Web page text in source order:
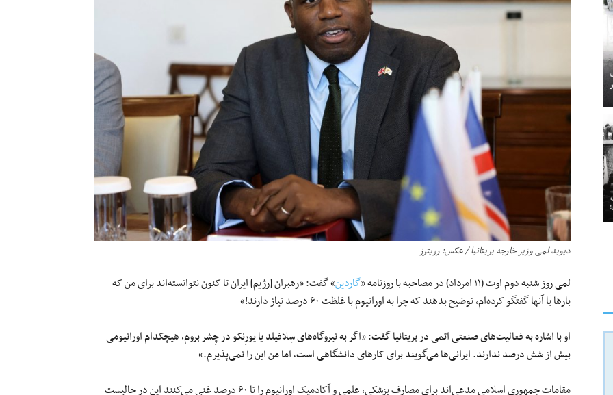
دیوید لمی وزیر خارجه بریتانیا / عکس: رویترز
لمی روز شنبه دوم اوت (۱۱ امرداد) در مصاحبه با روزنامه « گاردین» گفت: «رهبران [رژیم]‌ ایران تا کنون نتوانسته‌اند برای من که
بارها با آنها گفتگو کرده‌ام، توضیح بدهند که چرا به اورانیوم با غلظت ۶۰ درصد نیاز دارند!»
او با اشاره به فعالیت‌های صنعتی اتمی در بریتانیا گفت: «اگر به نیروگاه‌های سِلافیلد یا یورِنکو در چِشر بروم، هیچکدام اورانیومی
بیش از شش درصد ندارند. ایرانی‌ها می‌گویند برای کارهای دانشگاهی است، اما من این را نمی‌پذیرم.»
مقامات جمهوری اسلامی مدعی‌اند برای مصارف پزشکی، علمی و آکادمیک اورانیوم را تا ۶۰ درصد غنی‌‌ می‌کنند این در حالیست